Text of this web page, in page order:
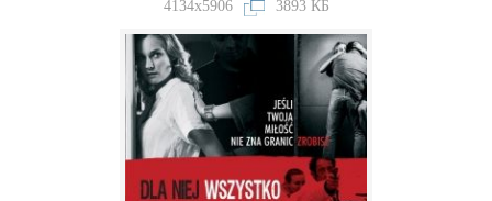
4134x5906 3893 КБ